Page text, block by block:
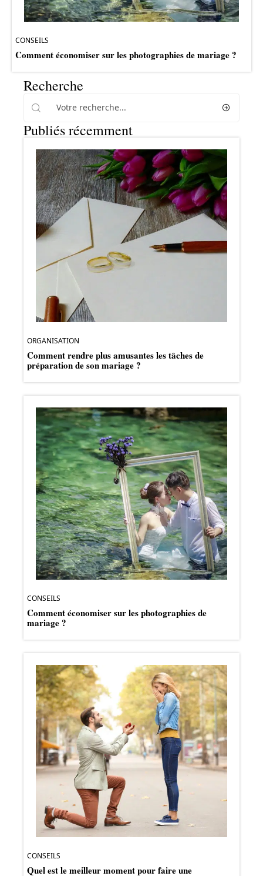
CONSEILS
Comment économiser sur les photographies de mariage ?
Recherche
Publiés récemment
ORGANISATION
Comment rendre plus amusantes les tâches de
préparation de son mariage ?
CONSEILS
Comment économiser sur les photographies de
mariage ?
CONSEILS
Quel est le meilleur moment pour faire une